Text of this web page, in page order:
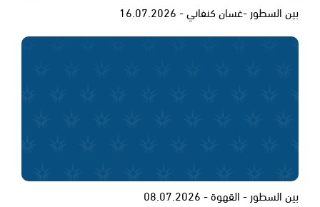
بين السطور -غسان كنفاني - 16.07.2026
بين السطور - القهوة - 08.07.2026